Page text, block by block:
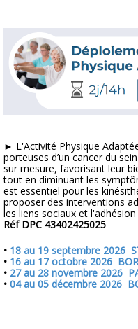
► L'Activité Physique
porteuses d’un cancer du
sur mesure, favorisant leur
tout en diminuant les
est essentiel pour les
proposer des interventions
les liens sociaux et
Réf DPC 43402425025
• 18 au 19 septembre 2026
• 16 au 17 octobre 2026
• 27 au 28 novembre 2026
• 04 au 05 décembre 2026